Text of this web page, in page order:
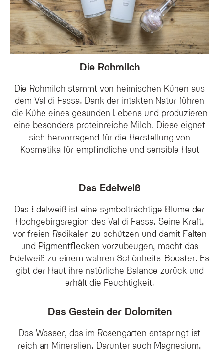
Die Rohmilch
Die Rohmilch stammt von heimischen Kühen aus
dem Val di Fassa. Dank der intakten Natur führen
die Kühe eines gesunden Lebens und produzieren
eine besonders proteinreiche Milch. Diese eignet
sich hervorragend für die Herstellung von
Kosmetika für empfindliche und sensible Haut
Das Edelweiß
Das Edelweiß ist eine symbolträchtige Blume der
Hochgebirgsregion des Val di Fassa. Seine Kraft,
vor freien Radikalen zu schützen und damit Falten
und Pigmentflecken vorzubeugen, macht das
Edelweiß zu einem wahren Schönheits-Booster. Es
gibt der Haut ihre natürliche Balance zurück und
erhält die Feuchtigkeit.
Das Gestein der Dolomiten
Das Wasser, das im Rosengarten entspringt ist
reich an Mineralien. Darunter auch Magnesium,